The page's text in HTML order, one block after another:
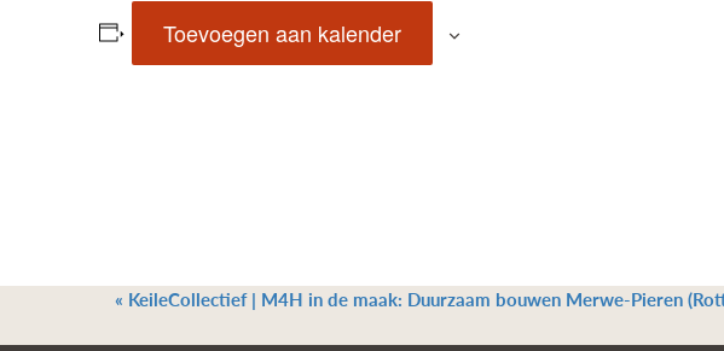
Toevoegen aan kalender
« KeileCollectief | M4H in de maak: Duurzaam bouwen Merwe-Pieren